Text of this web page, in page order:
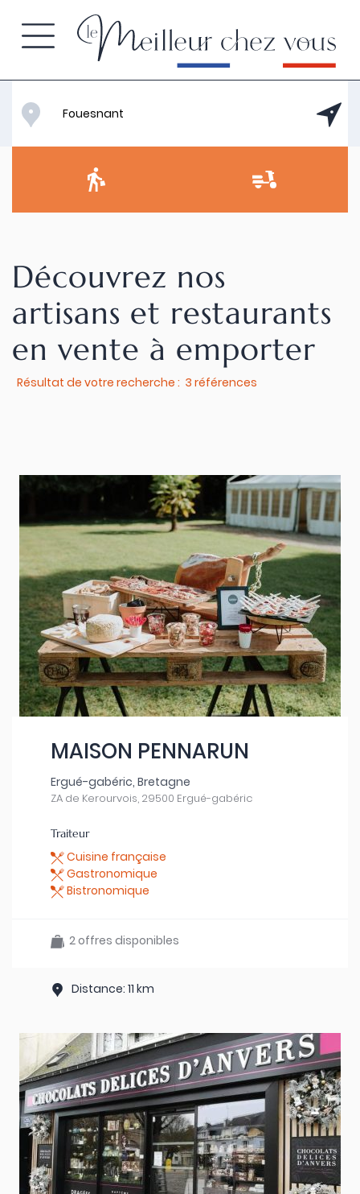
Découvrez nos
artisans et restaurants
en vente à emporter
Résultat de votre recherche : 3 références
MAISON PENNARUN
Ergué-gabéric, Bretagne
ZA de Kerourvois, 29500 Ergué-gabéric
Traiteur
Cuisine française
Gastronomique
Bistronomique
2 offres disponibles
Distance: 11 km